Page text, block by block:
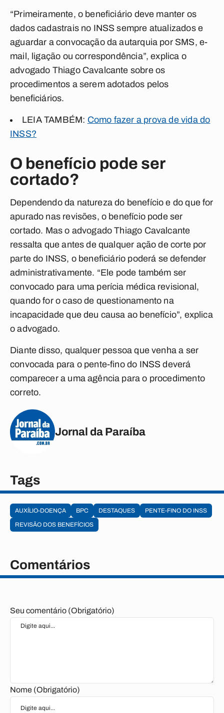
“Primeiramente, o beneficiário deve manter os
dados cadastrais no INSS sempre atualizados e
aguardar a convocação da autarquia por SMS, e-
mail, ligação ou correspondência”, explica o
advogado Thiago Cavalcante sobre os
procedimentos a serem adotados pelos
beneficiários.
LEIA TAMBÉM: Como fazer a prova de vida do
INSS?
O benefício pode ser
cortado?
Dependendo da natureza do benefício e do que for
apurado nas revisões, o benefício pode ser
cortado. Mas o advogado Thiago Cavalcante
ressalta que antes de qualquer ação de corte por
parte do INSS, o beneficiário poderá se defender
administrativamente. “Ele pode também ser
convocado para uma perícia médica revisional,
quando for o caso de questionamento na
incapacidade que deu causa ao benefício”, explica
o advogado.
Diante disso, qualquer pessoa que venha a ser
convocada para o pente-fino do INSS deverá
comparecer a uma agência para o procedimento
correto.
Jornal da Paraíba
Tags
AUXÍLIO-DOENÇA BPC DESTAQUES
PENTE-FINO DO INSS
REVISÃO DOS BENEFÍCIOS
Comentários
Seu comentário (Obrigatório)
Nome (Obrigatório)